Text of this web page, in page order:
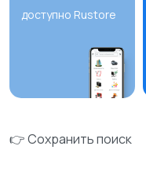
доступно Rustore
👉 Сохранить поиск